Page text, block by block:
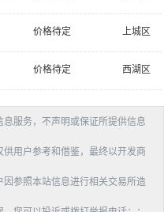
价格待定 上城区
价格待定 西湖区
服务，不声明或保证所提供信息
用户参考和借鉴，最终以开发商
参照本站信息进行相关交易所造